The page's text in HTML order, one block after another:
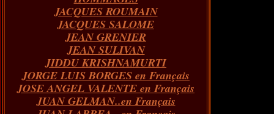
JACQUES ROUMAIN
JACQUES SALOME
JEAN GRENIER
JEAN SULIVAN
JIDDU KRISHNAMURTI
JORGE LUIS BORGES en Français
JOSE ANGEL VALENTE en Français
JUAN GELMAN..en Français